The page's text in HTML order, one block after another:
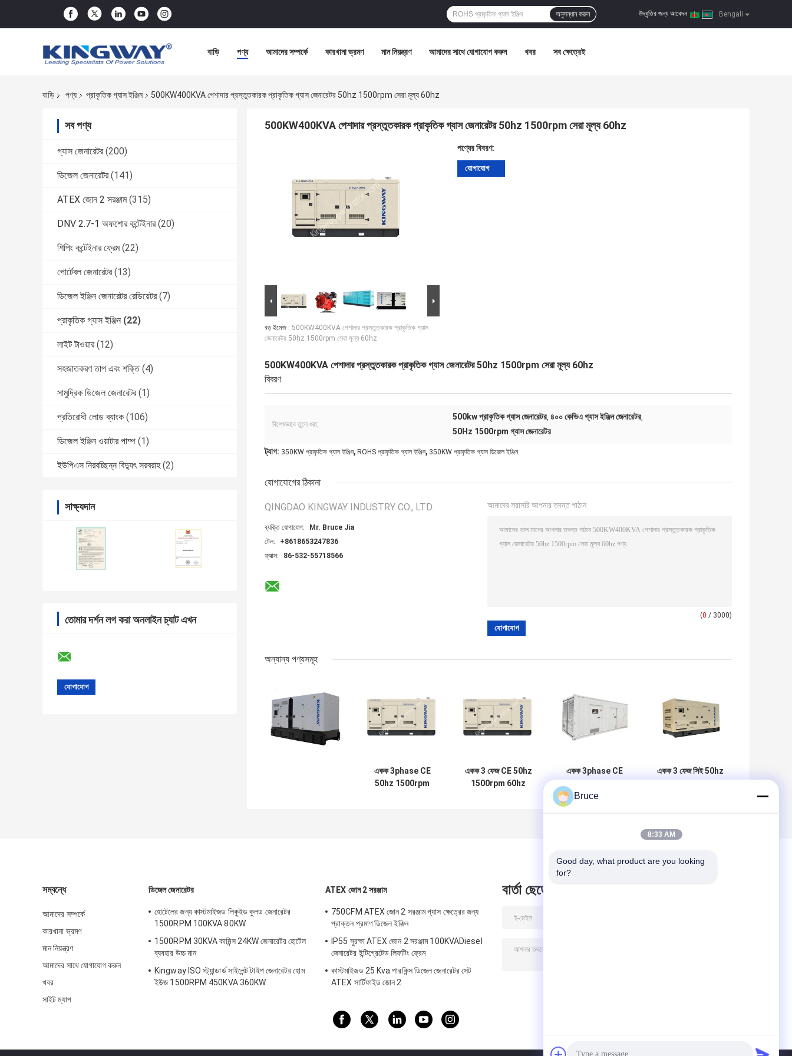
Bengali
উদ্ধৃতির জন্য আবেদন |
অনুসন্ধান করুন
বাড়ি পণ্য আমাদের সম্পর্কে কারখানা ভ্রমণ মান নিয়ন্ত্রণ আমাদের সাথে যোগাযোগ করুন খবর সব ক্ষেত্রেই
বাড়ি পণ্য প্রাকৃতিক গ্যাস ইঞ্জিন 500KW400KVA পেশাদার প্রস্তুতকারক প্রাকৃতিক গ্যাস জেনারেটর 50hz 1500rpm সেরা মূল্য 60hz
সব পণ্য
গ্যাস জেনারেটর (200)
ডিজেল জেনারেটর (141)
ATEX জোন 2 সরঞ্জাম (315)
DNV 2.7-1 অফশোর কন্টেইনার (20)
শিপিং কন্টেইনার ফ্রেম (22)
পোর্টেবল জেনারেটর (13)
ডিজেল ইঞ্জিন জেনারেটর রেডিয়েটর (7)
প্রাকৃতিক গ্যাস ইঞ্জিন (22)
লাইট টাওয়ার (12)
সহজাতকরণ তাপ এবং শক্তি (4)
সামুদ্রিক ডিজেল জেনারেটর (1)
প্রতিরোধী লোড ব্যাংক (106)
ডিজেল ইঞ্জিন ওয়াটার পাম্প (1)
ইউপিএস নিরবচ্ছিন্ন বিদ্যুৎ সরবরাহ (2)
সাক্ষ্যদান
তোমার দর্শন লগ করা অনলাইন চ্যাট এখন
500KW400KVA পেশাদার প্রস্তুতকারক প্রাকৃতিক গ্যাস জেনারেটর 50hz 1500rpm সেরা মূল্য 60hz
বড় ইমেজ : 500KW400KVA পেশাদার প্রস্তুতকারক প্রাকৃতিক গ্যাস
জেনারেটর 50hz 1500rpm সেরা মূল্য 60hz
পণ্যের বিবরণ:
যোগাযোগ
500KW400KVA পেশাদার প্রস্তুতকারক প্রাকৃতিক গ্যাস জেনারেটর 50hz 1500rpm সেরা মূল্য 60hz
বিবরণ
বিশেষভাবে তুলে ধরা:
500kw প্রাকৃতিক গ্যাস জেনারেটর, ৪০০ কেভিএ গ্যাস ইঞ্জিন জেনারেটর,
50Hz 1500rpm গ্যাস জেনারেটর
ট্যাগ: 350KW প্রাকৃতিক গ্যাস ইঞ্জিন, ROHS প্রাকৃতিক গ্যাস ইঞ্জিন, 350KW প্রাকৃতিক গ্যাস ডিজেল ইঞ্জিন
যোগাযোগের ঠিকানা
QINGDAO KINGWAY INDUSTRY CO., LTD.
ব্যক্তি যোগাযোগ:
Mr. Bruce Jia
টেল:
+8618653247836
ফ্যাক্স:
86-532-55718566
আমাদের সরাসরি আপনার তদন্ত পাঠান
(0 / 3000)
অন্যান্য পণ্যসমূহ
একক 3phase CE
50hz 1500rpm
একক 3 ফেজ CE 50hz
1500rpm 60hz
একক 3phase CE
60hz 1800rpm জল
শীতল 50kw প্রাকৃতিক
একক 3 ফেজ সিই 50hz
কারখানা ডকোপি
সম্বন্ধে
আমাদের সম্পর্কে
কারখানা ভ্রমণ
মান নিয়ন্ত্রণ
আমাদের সাথে যোগাযোগ করুন
খবর
সাইট ম্যাপ
ডিজেল জেনারেটর
হোটেলের জন্য কাস্টমাইজড লিকুইড কুলড জেনারেটর
1500RPM 100KVA 80KW
1500RPM 30KVA কামিন্স 24KW জেনারেটর হোটেল
ব্যবহার উচ্চ মান
Kingway ISO স্ট্যান্ডার্ড সাইলেন্ট টাইপ জেনারেটর হোম
ইউজ 1500RPM 450KVA 360KW
ATEX জোন 2 সরঞ্জাম
750CFM ATEX জোন 2 সরঞ্জাম গ্যাস ক্ষেত্রের জন্য
প্রাক্তন প্রমাণ ডিজেল ইঞ্জিন
IP55 সুরক্ষা ATEX জোন 2 সরঞ্জাম 100KVADiesel
জেনারেটর ইন্টিগ্রেটেড লিফটিং ফ্রেম
কাস্টমাইজড 25 Kva পারকিন্স ডিজেল জেনারেটর সেট
ATEX সার্টিফাইড জোন 2
বার্তা ছেড়ে
Bruce
8:33 AM
Good day, what product are you looking
for?